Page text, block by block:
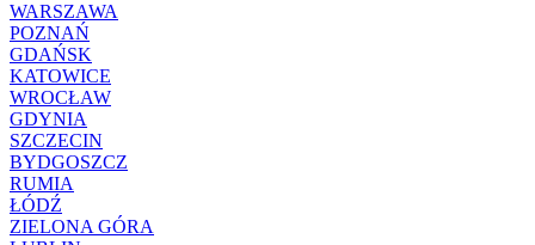
WARSZAWA
POZNAŃ
GDAŃSK
KATOWICE
WROCŁAW
GDYNIA
SZCZECIN
BYDGOSZCZ
RUMIA
ŁÓDŹ
ZIELONA GÓRA